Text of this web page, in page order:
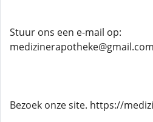
Stuur ons een e-mail op:
medizinerapotheke@gmail.com
Bezoek onze site. https://